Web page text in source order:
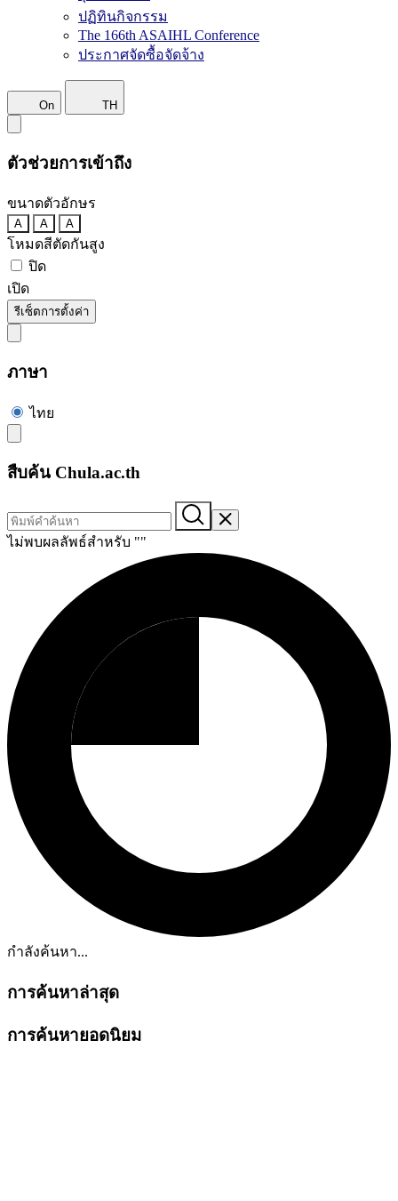
ปฏิทินกิจกรรม
The 166th ASAIHL Conference
ประกาศจัดซื้อจัดจ้าง
On TH
ตัวช่วยการเข้าถึง
ขนาดตัวอักษร
A A A
โหมดสีตัดกันสูง
ปิด
เปิด
รีเซ็ตการตั้งค่า
ภาษา
ไทย
สืบค้น Chula.ac.th
ไม่พบผลลัพธ์สำหรับ ""
กำลังค้นหา...
การค้นหาล่าสุด
การค้นหายอดนิยม